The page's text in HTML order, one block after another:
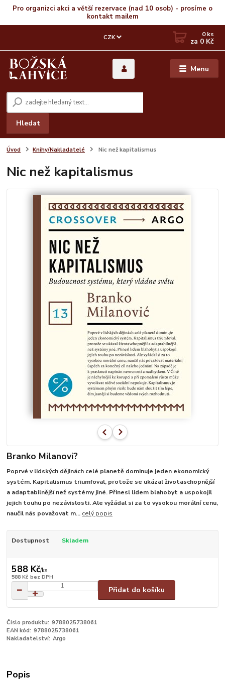
Pro organizci akci a větší rezervace (nad 10 osob) - prosíme o
kontakt mailem
Menu
CZK
Hledat
0ks
za 0 Kč
Úvod Knihy/Nakladatelé Nic než kapitalismus
Nic než kapitalismus
Branko Milanovi?
Poprvé v lidských dějinách celé planetě dominuje jeden ekonomický
systém. Kapitalismus triumfoval, protože se ukázal životaschopnější
a adaptabilnější než systémy jiné. Přinesl lidem blahobyt a uspokojil
jejich touhu po nezávislosti. Ale vyžádal si za to vysokou morální cenu,
naučil nás považovat m... celý popis
Dostupnost Skladem
588 Kč/ks
588 Kč bez DPH
Přidat do košíku
Číslo produktu: 9788025738061
EAN kód: 9788025738061
Nakladatelství: Argo
Popis